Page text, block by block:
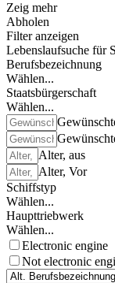
Zeig mehr
Abholen
Filter anzeigen
Lebenslaufsuche für
Berufsbezeichnung
Wählen...
Staatsbürgerschaft
Wählen...
Alter, aus
Alter, Vor
Schiffstyp
Wählen...
Haupttriebwerk
Wählen...
Electronic engine
Not electronic